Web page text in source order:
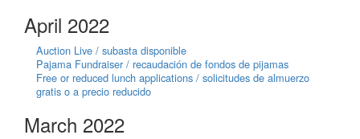
April 2022
Auction Live / subasta disponible
Pajama Fundraiser / recaudación de fondos de pijamas
Free or reduced lunch applications / solicitudes de almuerzo
gratis o a precio reducido
March 2022